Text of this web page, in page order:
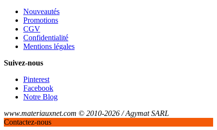
Nouveautés
Promotions
CGV
Confidentialité
Mentions légales
Suivez-nous
Pinterest
Facebook
Notre Blog
www.materiauxnet.com © 2010-2026 / Agymat SARL
Contactez-nous